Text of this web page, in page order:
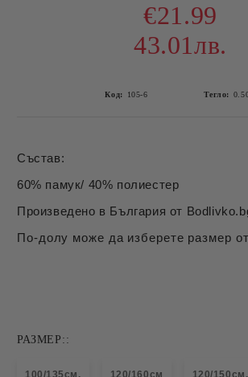
€21.99
43.01лв.
Код: 105-6 Тегло:
Състав:
60% памук/ 40% полиестер
Произведено в България от
По-долу може да изберете размер
РАЗМЕР::
100/135см. 120/160см 120/150см.